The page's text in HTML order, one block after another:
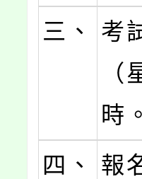
三、
考
時。
四、
報